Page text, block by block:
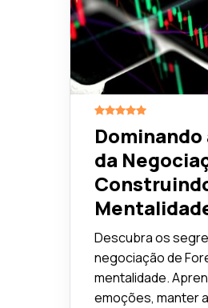
da
Descubra os
negociação de
mentalidade.
emoções, manter